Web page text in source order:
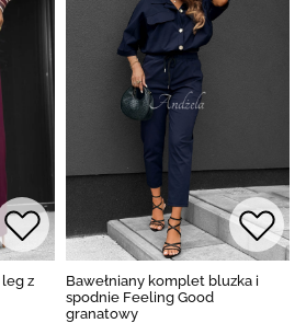
z
Bawełniany komplet bluzka i
spodnie Feeling Good
granatowy